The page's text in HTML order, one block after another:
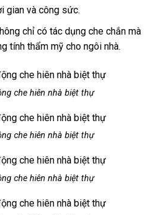
gian và công sức.
chỉ có tác dụng che chắn mà
tính thẩm mỹ cho ngôi nhà.
che hiên nhà biệt thự
che hiên nhà biệt thự
che hiên nhà biệt thự